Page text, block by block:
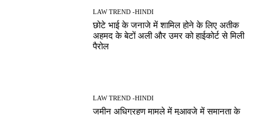
LAW TREND -HINDI
छोटे भाई के जनाजे में शामिल होने के लिए अतीक
अहमद के बेटों अली और उमर को हाईकोर्ट से मिली
पैरोल
LAW TREND -HINDI
जमीन अधिग्रहण मामले में मुआवजे में समानता के